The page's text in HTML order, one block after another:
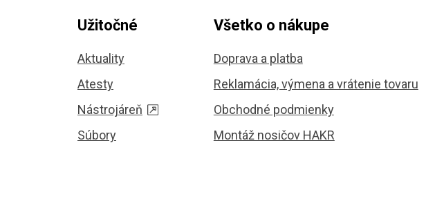
Užitočné
Aktuality
Atesty
Nástrojáreň
Súbory
Všetko o nákupe
Doprava a platba
Reklamácia, výmena a vrátenie tovaru
Obchodné podmienky
Montáž nosičov HAKR